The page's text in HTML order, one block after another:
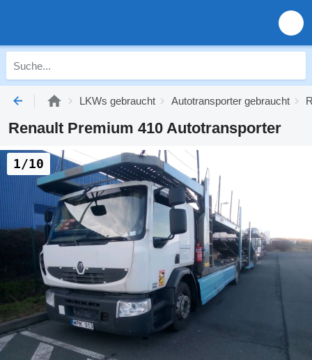
LKWs gebraucht Autotransporter gebraucht
Renault Premium 410 Autotransporter
1/10